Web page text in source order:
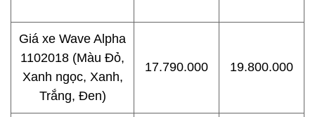
Giá xe Wave Alpha
1102018 (Màu Đỏ,
Xanh ngọc, Xanh,
Trắng, Đen)
17.790.000 19.800.000